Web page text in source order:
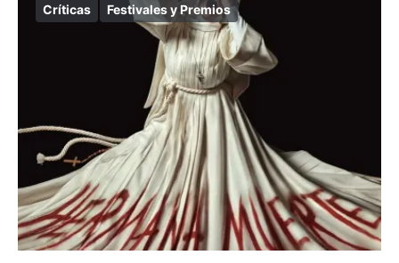
Críticas Festivales y Premios